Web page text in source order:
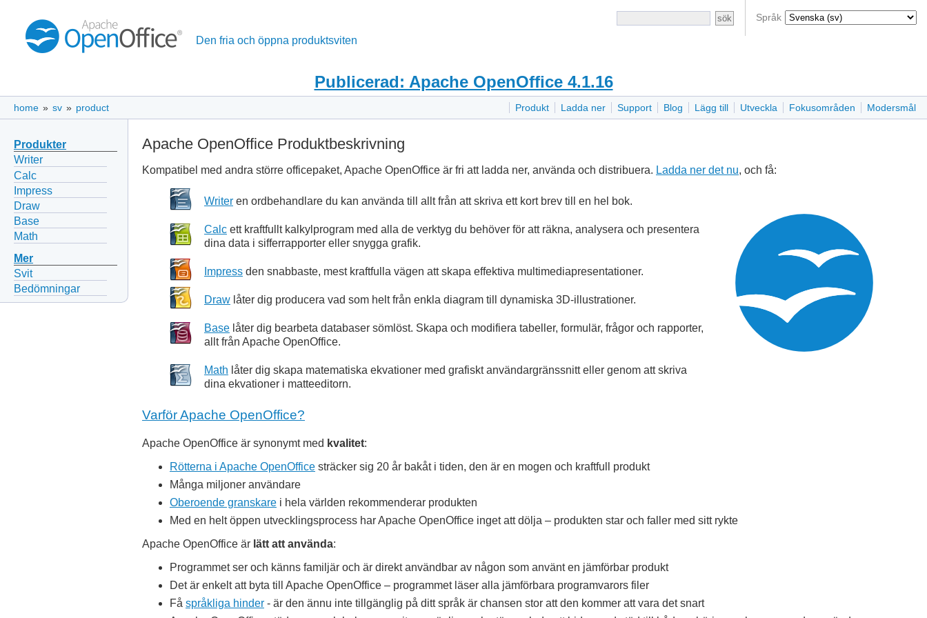
Språk
Den fria och öppna produktsviten
Publicerad: Apache OpenOffice 4.1.16
Produkt Ladda ner Support Blog Lägg till Utveckla Fokusområden Modersmål
home » sv » product
Produkter
Writer
Calc
Impress
Draw
Base
Math
Mer
Svit
Bedömningar
Apache OpenOffice Produktbeskrivning
Kompatibel med andra större officepaket, Apache OpenOffice är fri att ladda ner, använda och distribuera. Ladda ner det nu, och få:
Writer en ordbehandlare du kan använda till allt från att skriva ett kort brev till en hel bok.
Calc ett kraftfullt kalkylprogram med alla de verktyg du behöver för att räkna, analysera och presentera
dina data i sifferrapporter eller snygga grafik.
Impress den snabbaste, mest kraftfulla vägen att skapa effektiva multimediapresentationer.
Draw låter dig producera vad som helt från enkla diagram till dynamiska 3D-illustrationer.
Base låter dig bearbeta databaser sömlöst. Skapa och modifiera tabeller, formulär, frågor och rapporter,
allt från Apache OpenOffice.
Math låter dig skapa matematiska ekvationer med grafiskt användargränssnitt eller genom att skriva
dina ekvationer i matteeditorn.
Varför Apache OpenOffice?
Apache OpenOffice är synonymt med kvalitet:
Rötterna i Apache OpenOffice sträcker sig 20 år bakåt i tiden, den är en mogen och kraftfull produkt
Många miljoner användare
Oberoende granskare i hela världen rekommenderar produkten
Med en helt öppen utvecklingsprocess har Apache OpenOffice inget att dölja – produkten star och faller med sitt rykte
Apache OpenOffice är lätt att använda:
Programmet ser och känns familjär och är direkt användbar av någon som använt en jämförbar produkt
Det är enkelt att byta till Apache OpenOffice – programmet läser alla jämförbara programvarors filer
Få språkliga hinder - är den ännu inte tillgänglig på ditt språk är chansen stor att den kommer att vara det snart